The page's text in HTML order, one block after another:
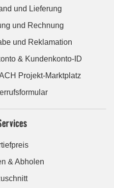
und Lieferung
und Rechnung
und Reklamation
& Kundenkonto-ID
Projekt-Marktplatz
& Abholen